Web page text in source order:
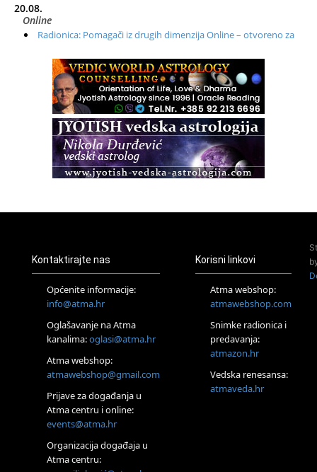
20.08.
Online
Radionica: Pomagači iz drugih dimenzija Online – otvoreno za
Zagreb+Online
Osnovni ThetaHealing® tečaj, Zagreb i Online
Access BARS®, otpusti stres
Access Energetski Facelift®
Tečaj Višeg Vodstva, razvijanja intuicije i Akaša zapisa
25.08.
Upisi u program Profesionalni hipnoterapeut — nova
generacija kreće 25.08. 2026.
Online
Visoko
Alemka Dauskardt – Jednodnevna radionica sistemskih
konstelacija
HOD PO ŽERAVICI – Seminar koji mijenja tijelo, duh i um
SoulFest – Festival glazbe, mudrosti i zajedništva
Kontaktirajte nas
Općenite informacije:
info@atma.hr
Oglašavanje na Atma
kanalima:oglasi@atma.hr
Atma webshop:
atmawebshop@gmail.com
Prijave za događanja u
Atma centru i online:
events@atma.hr
Organizacija događaja u
Atma centru:
Korisni linkovi
Atma webshop:
atmawebshop.com
Snimke radionica i
predavanja:
atmazon.hr
Vedska renesansa:
atmaveda.hr